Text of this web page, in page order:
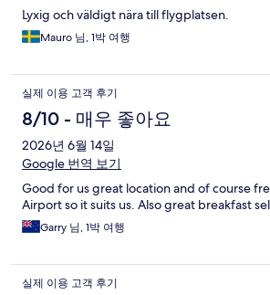
Lyxig och väldigt nära till flygplatsen.
Mauro 님, 1박 여행
실제 이용 고객 후기
8/10 - 매우 좋아요
2026년 6월 14일
Google 번역 보기
Good for us great location and of course
Airport so it suits us. Also great breakfast
Garry 님, 1박 여행
실제 이용 고객 후기